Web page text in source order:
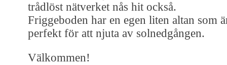
trådlöst nätverket nås hit också.
Friggeboden har en egen liten altan som
perfekt för att njuta av solnedgången.
Välkommen!